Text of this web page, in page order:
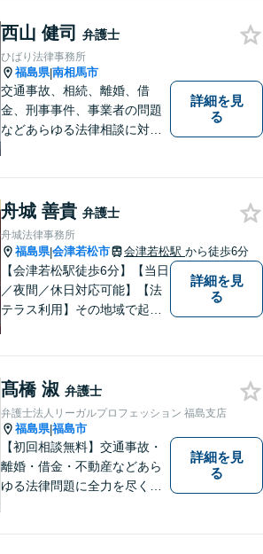
も可能】
西山 健司 弁護士
ひばり法律事務所
福島県|南相馬市
交通事故、相続、離婚、借
金、刑事事件、事業者の問題
などあらゆる法律相談に対応
ごとがありましたら、まずは
ご相談ください。
詳細を見
る
舟城 善貴 弁護士
舟城法律事務所
福島県|会津若松市 会津若松駅 から徒歩6分
【会津若松駅徒歩6分】【当日
／夜間／休日対応可能】【法
テラス利用】その地域で起こ
原動力です。トラブルがより
複雑化してしまう前に、ぜひ
お気軽にご連絡ください。
詳細を見
る
髙橋 淑 弁護士
弁護士法人リーガルプロフェッション 福島支店
福島県|福島市
【初回相談無料】交通事故・
離婚・借金・不動産などあら
ゆる法律問題に全力を尽くし
詳細を見
る